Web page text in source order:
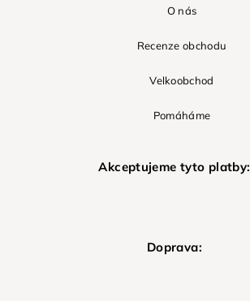
O nás
Recenze obchodu
Velkoobchod
Pomáháme
Akceptujeme tyto platby:
Doprava: